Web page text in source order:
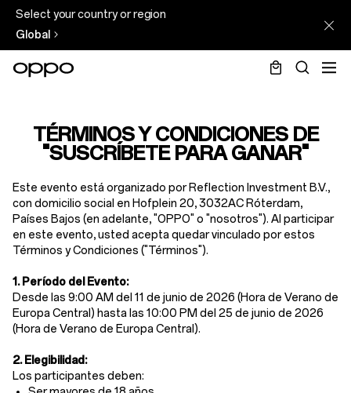
Select your country or region
Global
TÉRMINOS Y CONDICIONES DE
"SUSCRÍBETE PARA GANAR"
Este evento está organizado por Reflection Investment B.V.,
con domicilio social en Hofplein 20, 3032AC Róterdam,
Países Bajos (en adelante, "OPPO" o "nosotros"). Al participar
en este evento, usted acepta quedar vinculado por estos
Términos y Condiciones ("Términos").
1. Período del Evento:
Desde las 9:00 AM del 11 de junio de 2026 (Hora de Verano de
Europa Central) hasta las 10:00 PM del 25 de junio de 2026
(Hora de Verano de Europa Central).
2. Elegibilidad:
Los participantes deben: